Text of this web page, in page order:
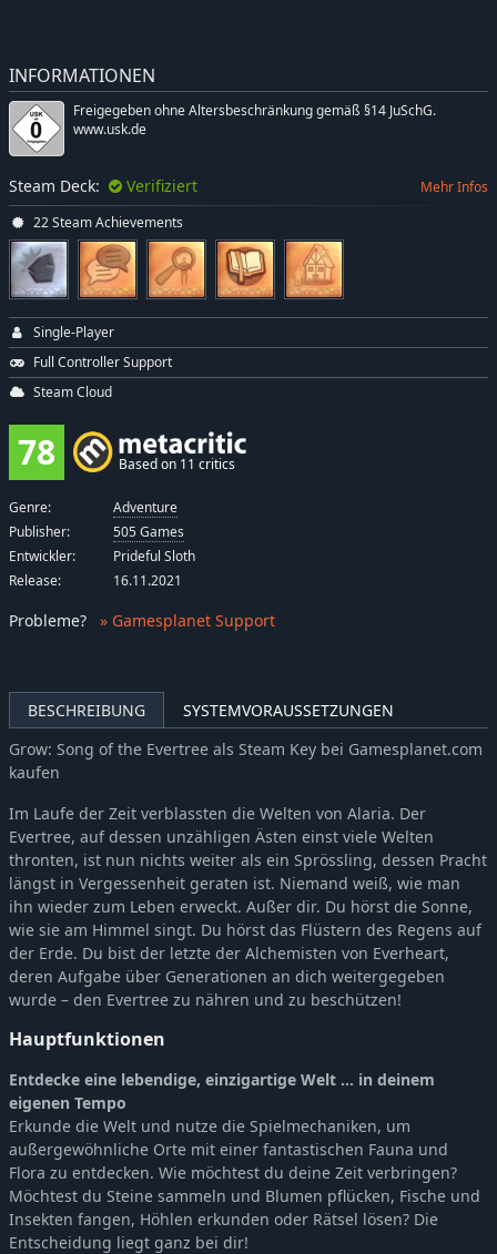
BESCHREIBUNG
SYSTEMVORAUSSETZUNGEN
Grow: Song of the Evertree als Steam Key bei Gamesplanet.com
kaufen
Im Laufe der Zeit verblassten die Welten von Alaria. Der
Evertree, auf dessen unzähligen Ästen einst viele Welten
thronten, ist nun nichts weiter als ein Sprössling, dessen Pracht
längst in Vergessenheit geraten ist. Niemand weiß, wie man
ihn wieder zum Leben erweckt. Außer dir. Du hörst die Sonne,
wie sie am Himmel singt. Du hörst das Flüstern des Regens auf
der Erde. Du bist der letzte der Alchemisten von Everheart,
deren Aufgabe über Generationen an dich weitergegeben
wurde – den Evertree zu nähren und zu beschützen!
Hauptfunktionen
Entdecke eine lebendige, einzigartige Welt … in deinem
eigenen Tempo
Erkunde die Welt und nutze die Spielmechaniken, um
außergewöhnliche Orte mit einer fantastischen Fauna und
Flora zu entdecken. Wie möchtest du deine Zeit verbringen?
Möchtest du Steine sammeln und Blumen pflücken, Fische und
Insekten fangen, Höhlen erkunden oder Rätsel lösen? Die
Entscheidung liegt ganz bei dir!
INFORMATIONEN
Freigegeben ohne Altersbeschränkung gemäß §14 JuSchG.
www.usk.de
Steam Deck: Verifiziert Mehr Infos
22 Steam Achievements
Single-Player
Full Controller Support
Steam Cloud
78 Based on 11 critics
Genre:
Adventure
Publisher:
505 Games
Entwickler:
Prideful Sloth
Release:
16.11.2021
Probleme? » Gamesplanet Support